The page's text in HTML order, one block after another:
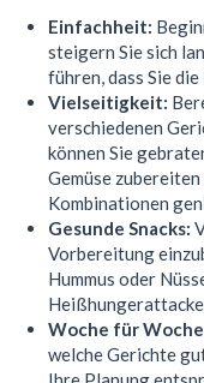
Einfachheit:
steigern Sie sich
führen, dass Sie
Vielseitigkeit:
verschiedenen
können Sie
Gemüse
Kombinationen
Gesunde Snacks:
Vorbereitung
Hummus oder
Woche für Woche
welche Gerichte